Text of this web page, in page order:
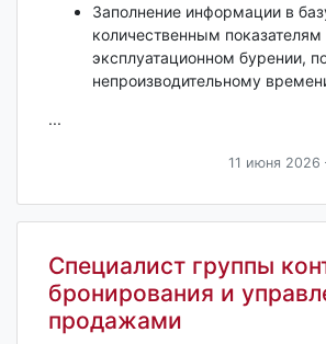
Заполнение информации в
количественным показателям
эксплуатационном бурении,
непроизводительному
...
11 июня 2026
Специалист группы
бронирования и
продажами